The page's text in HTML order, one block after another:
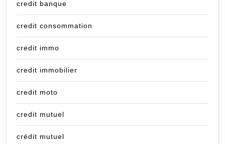
credit banque
credit consommation
credit immo
credit immobilier
credit moto
credit mutuel
crédit mutuel